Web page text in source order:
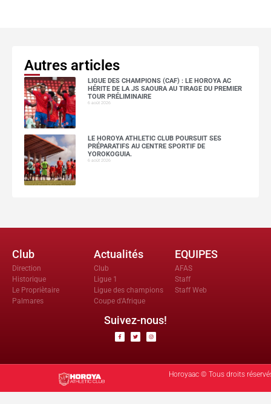
Autres articles
LIGUE DES CHAMPIONS (CAF) : LE HOROYA AC
HÉRITE DE LA JS SAOURA AU TIRAGE DU PREMIER
TOUR PRÉLIMINAIRE
6 août 2026
LE HOROYA ATHLETIC CLUB POURSUIT SES
PRÉPARATIFS AU CENTRE SPORTIF DE
YOROKOGUIA.
6 août 2026
Club
Direction
Historique
Le Propriètaire
Palmares
Actualités
Club
Ligue 1
Ligue des champions
Coupe d'Afrique
EQUIPES
AFAS
Staff
Staff Web
Suivez-nous!
Horoyaac © Tous droits